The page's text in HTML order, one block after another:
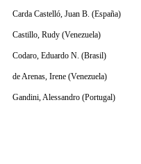
Carda Castelló, Juan B. (España)
Castillo, Rudy (Venezuela)
Codaro, Eduardo N. (Brasil)
de Arenas, Irene (Venezuela)
Gandini, Alessandro (Portugal)